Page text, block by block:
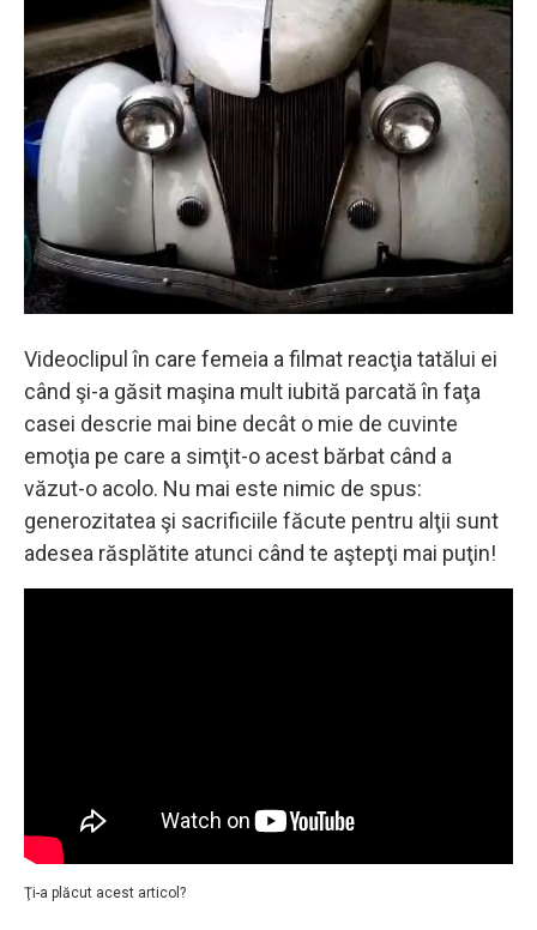
Videoclipul în care femeia a filmat reacţia tatălui ei
când şi-a găsit maşina mult iubită parcată în faţa
casei descrie mai bine decât o mie de cuvinte
emoţia pe care a simţit-o acest bărbat când a
văzut-o acolo. Nu mai este nimic de spus:
generozitatea şi sacrificiile făcute pentru alţii sunt
adesea răsplătite atunci când te aştepţi mai puţin!
Ţi-a plăcut acest articol?